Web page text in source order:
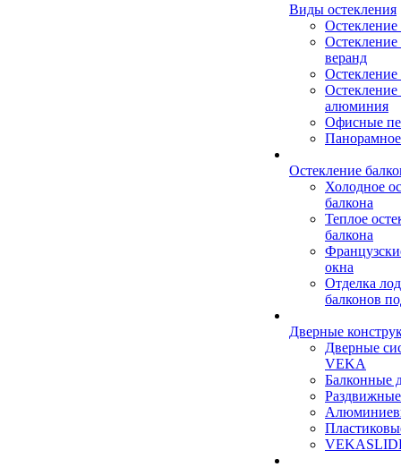
Виды остекления
Остекление
Остекление
веранд
Остекление
Остекление
алюминия
Офисные
Остекление
Холодное
балкона
Теплое
балкона
окна
Отделка
балконов
Дверные
Дверные
VEKA
Балконные